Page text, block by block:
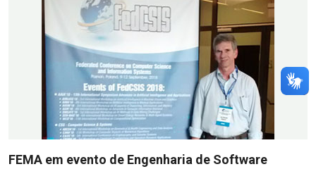
FEMA em evento de Engenharia de Software